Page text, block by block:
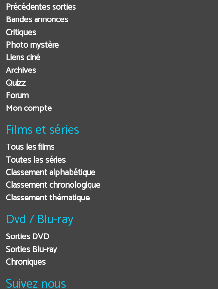
Précédentes sorties
Bandes annonces
Critiques
Photo mystère
Liens ciné
Archives
Quizz
Forum
Mon compte
Films et séries
Tous les films
Toutes les séries
Classement alphabétique
Classement chronologique
Classement thématique
Dvd / Blu-ray
Sorties DVD
Sorties Blu-ray
Chroniques
Suivez nous